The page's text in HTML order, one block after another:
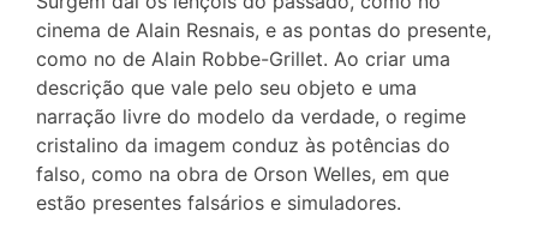
cinema de Alain Resnais, e as pontas do presente,
como no de Alain Robbe-Grillet. Ao criar uma
descrição que vale pelo seu objeto e uma
narração livre do modelo da verdade, o regime
cristalino da imagem conduz às potências do
falso, como na obra de Orson Welles, em que
estão presentes falsários e simuladores.